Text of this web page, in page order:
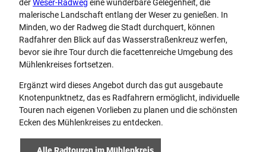
derWeser-Radweg eine wunderbare Gelegenheit, die
malerische Landschaft entlang der Weser zu genießen. In
Minden, wo der Radweg die Stadt durchquert, können
Radfahrer den Blick auf das Wasserstraßenkreuz werfen,
bevor sie ihre Tour durch die facettenreiche Umgebung des
Mühlenkreises fortsetzen.
Ergänzt wird dieses Angebot durch das gut ausgebaute
Knotenpunktnetz, das es Radfahrern ermöglicht, individuelle
Touren nach eigenen Vorlieben zu planen und die schönsten
Ecken des Mühlenkreises zu entdecken.
Alle Radtouren im Mühlenkreis